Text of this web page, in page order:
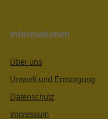
Informationen
Über uns
Umwelt und Entsorgung
Datenschutz
Impressum